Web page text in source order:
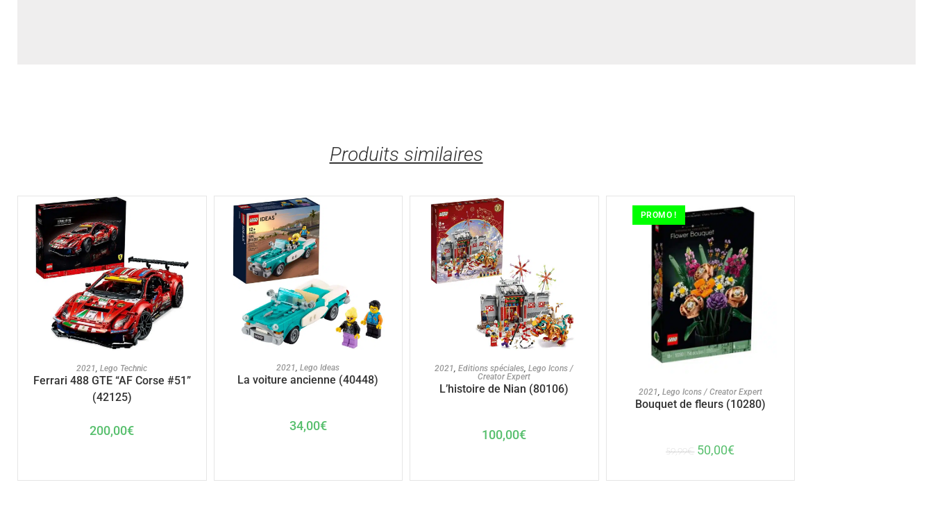
Produits similaires
AJOUTER AU PANIER
2021,Lego Technic
Ferrari 488 GTE “AF Corse #51”
(42125)
200,00€
AJOUTER AU PANIER
2021,Lego Ideas
La voiture ancienne (40448)
34,00€
AJOUTER AU PANIER
2021 ,Editions spéciales ,Lego Icons /
Creator Expert
L’histoire de Nian (80106)
100,00€
PROMO !
AJOUTER AU PANIER
2021, Lego Icons / Creator Expert
Bouquet de fleurs (10280)
59,99€ 50,00€